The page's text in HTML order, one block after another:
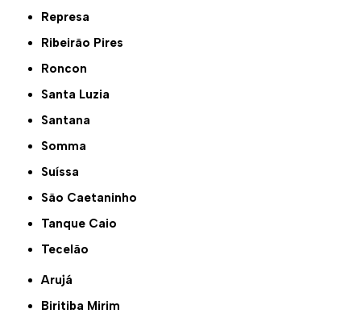
Represa
Ribeirão Pires
Roncon
Santa Luzia
Santana
Somma
Suíssa
São Caetaninho
Tanque Caio
Tecelão
Arujá
Biritiba Mirim